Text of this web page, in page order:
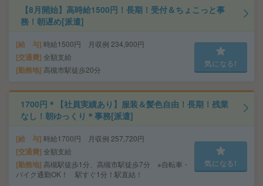
【8月開始】高時給1500円！長期！受付＆ちょこっと事
務！朝遅め[派遣]
給 与 時給1500円 月収例 234,900円
交通費 全額支給
勤務地 高槻市駅徒歩20分
気になる!
1700円＊【社員実績あり】服装＆髪色自由！長期！残業
なし！朝ゆっくり＊事務[派遣]
給 与 時給1700円 月収例 257,720円
交通費 全額支給
勤務地 高槻駅徒歩1分、高槻市駅徒歩7分 ※自転車・
バイク通勤OK！ 駅すぐ1分！駅直結！
気になる!